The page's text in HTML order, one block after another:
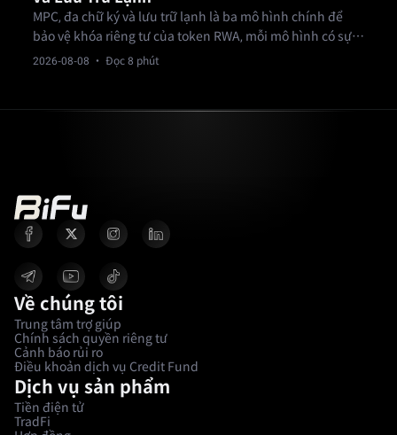
MPC, đa chữ ký và lưu trữ lạnh là ba mô hình chính để
bảo vệ khóa riêng tư của token RWA, mỗi mô hình có sự
đánh đổi khác nhau giữa bảo mật, tốc độ và tính linh
2026-08-08 · Đọc 8 phút
Về chúng tôi
Trung tâm trợ giúp
Chính sách quyền riêng tư
Cảnh báo rủi ro
Điều khoản dịch vụ Credit Fund
Dịch vụ sản phẩm
Tiền điện tử
TradFi